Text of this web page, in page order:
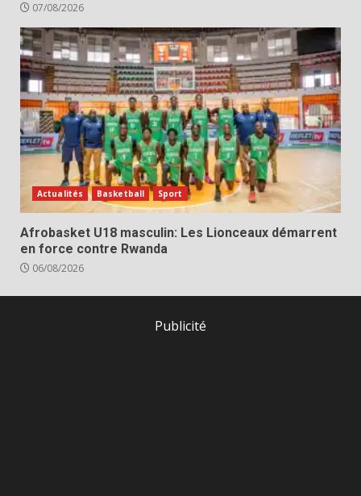
07/08/2026
Actualités Basketball Sport
Afrobasket U18 masculin: Les Lionceaux démarrent
en force contre Rwanda
06/08/2026
Publicité